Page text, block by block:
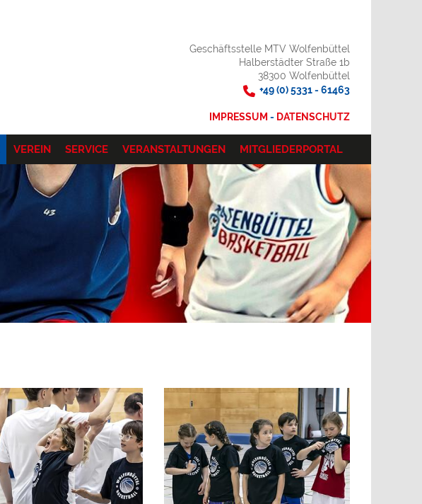
Geschäftsstelle MTV Wolfenbüttel
Halberstädter Straße 1b
38300 Wolfenbüttel
+49 (0) 5331 - 61463
IMPRESSUM - DATENSCHUTZ
VEREIN SERVICE VERANSTALTUNGEN MITGLIEDERPORTAL